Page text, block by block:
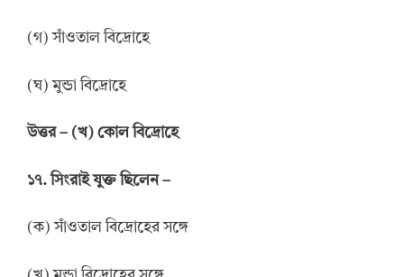
(গ) সাঁওতাল বিদ্রোহে
(ঘ) মুন্ডা বিদ্রোহে
উত্তর– (খ) কোল বিদ্রোহে
১৭. সিংরাই যুক্ত ছিলেন –
(ক) সাঁওতাল বিদ্রোহের সঙ্গে